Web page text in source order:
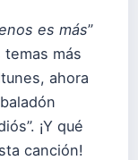
es más”
más
ahora
¡Y qué
canción!